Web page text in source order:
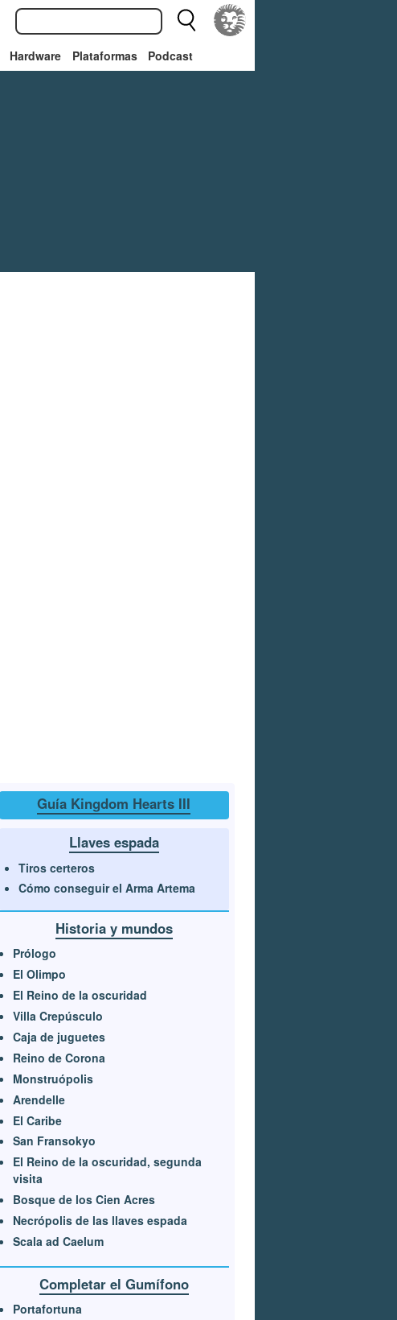
Hardware Plataformas Podcast
Guía Kingdom Hearts III
Llaves espada
Tiros certeros
Cómo conseguir el Arma Artema
Historia y mundos
Prólogo
El Olimpo
El Reino de la oscuridad
Villa Crepúsculo
Caja de juguetes
Reino de Corona
Monstruópolis
Arendelle
El Caribe
San Fransokyo
El Reino de la oscuridad, segunda
visita
Bosque de los Cien Acres
Necrópolis de las llaves espada
Scala ad Caelum
Completar el Gumífono
Portafortuna